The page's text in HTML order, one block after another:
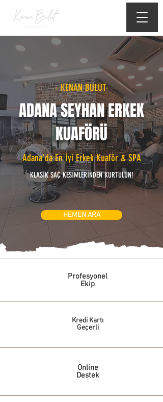
- KENAN BULUT-
ADANA SEYHAN ERKEK
KUAFÖRÜ
Adana'da En İyi Erkek Kuaför & SPA
KLASİK SAÇ KESİMLERİNDEN KURTULUN!
HEMEN ARA
Profesyonel
Ekip
Kredi Kartı
Geçerli
Online
Destek